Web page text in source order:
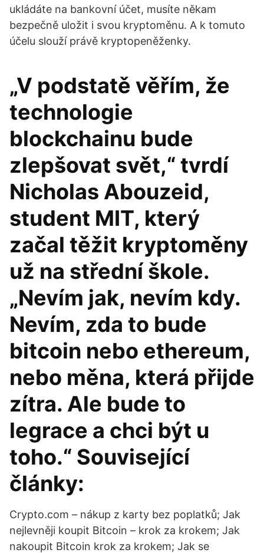
ukládáte na bankovní účet, musíte někam
bezpečně uložit i svou kryptoměnu. A k tomuto
účelu slouží právě kryptopeněženky.
„V podstatě věřím, že
technologie
blockchainu bude
zlepšovat svět,“ tvrdí
Nicholas Abouzeid,
student MIT, který
začal těžit kryptoměny
už na střední škole.
„Nevím jak, nevím kdy.
Nevím, zda to bude
bitcoin nebo ethereum,
nebo měna, která přijde
zítra. Ale bude to
legrace a chci být u
toho.“ Související
články:
Crypto.com – nákup z karty bez poplatků; Jak
nejlevněji koupit Bitcoin – krok za krokem; Jak
nakoupit Bitcoin krok za krokem; Jak se